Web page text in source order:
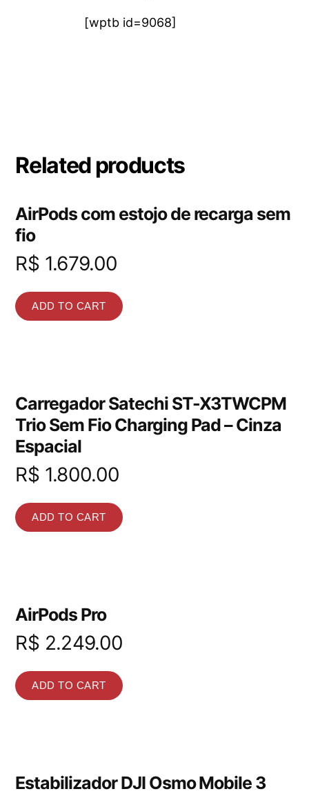
[wptb id=9068]
Related products
AirPods com estojo de recarga sem
fio
R$ 1.679.00
ADD TO CART
Carregador Satechi ST-X3TWCPM
Trio Sem Fio Charging Pad – Cinza
Espacial
R$ 1.800.00
ADD TO CART
AirPods Pro
R$ 2.249.00
ADD TO CART
Estabilizador DJI Osmo Mobile 3